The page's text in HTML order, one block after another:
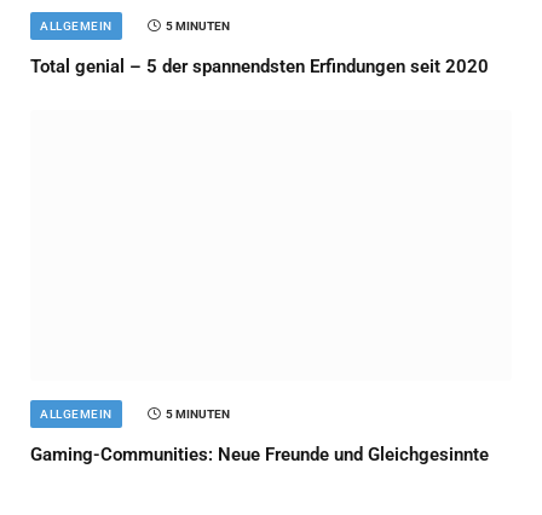
ALLGEMEIN 5 MINUTEN
Total genial – 5 der spannendsten Erfindungen seit 2020
ALLGEMEIN 5 MINUTEN
Gaming-Communities: Neue Freunde und Gleichgesinnte